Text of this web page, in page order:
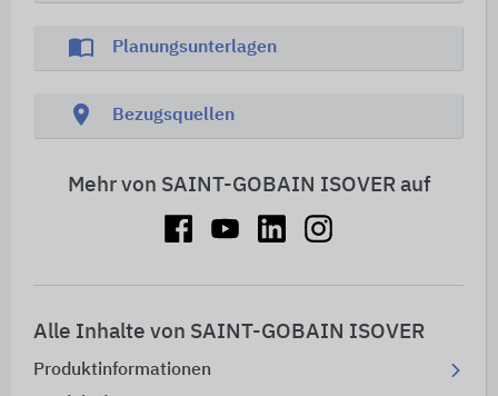
import_contacts Planungsunterlagen
location_on Bezugsquellen
Mehr von SAINT-GOBAIN ISOVER auf
Alle Inhalte von SAINT-GOBAIN ISOVER
Produktinformationen